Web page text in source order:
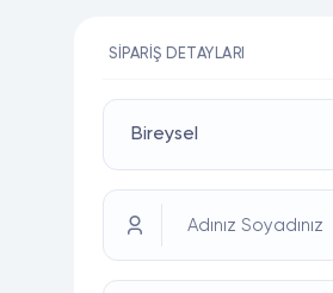
SIPARIŞ DETAYLARI
Adınız Soyadınız